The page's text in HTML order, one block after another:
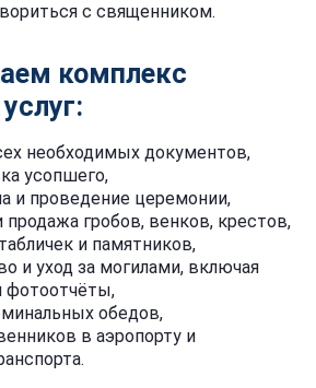
с священником.
комплекс
необходимых документов,
усопшего,
и проведение церемонии,
продажа гробов, венков, крестов,
и памятников,
и уход за могилами, включая
фотоотчёты,
обедов,
в аэропорту и